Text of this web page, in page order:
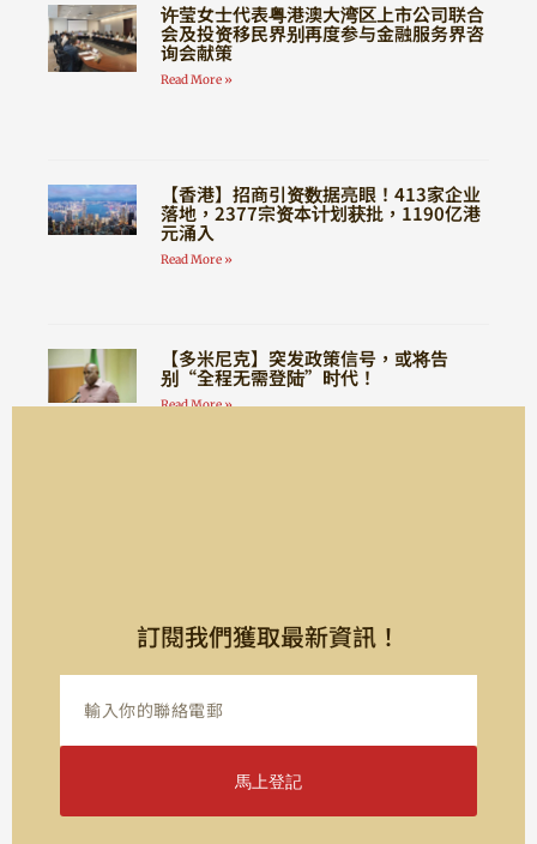
许莹女士代表粤港澳大湾区上市公司联合
会及投资移民界别再度参与金融服务界咨
询会献策
Read More »
【香港】招商引资数据亮眼！413家企业
落地，2377宗资本计划获批，1190亿港
元涌入
Read More »
【多米尼克】突发政策信号，或将告
别“全程无需登陆”时代！
Read More »
訂閱我們獲取最新資訊！
馬上登記